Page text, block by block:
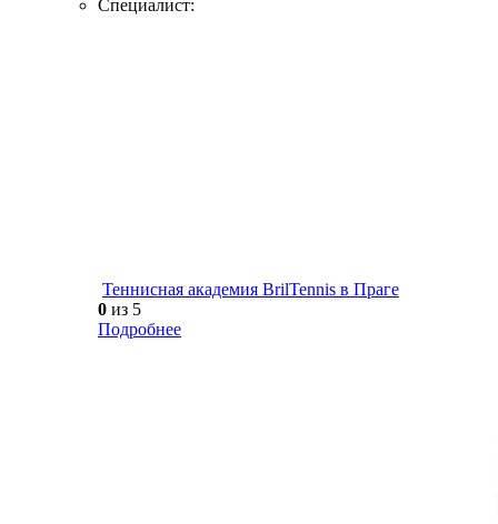
Специалист:
Теннисная академия BrilTennis в Праге
0 из 5
Подробнее